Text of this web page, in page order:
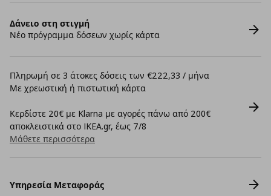
Δάνειο στη στιγμή
Νέο πρόγραμμα δόσεων χωρίς κάρτα
Πληρωμή σε 3 άτοκες δόσεις των €222,33 / μήνα
Με χρεωστική ή πιστωτική κάρτα
Κερδίστε 20€ με Klarna με αγορές πάνω από 200€
αποκλειστικά στο IKEA.gr, έως 7/8
Μάθετε περισσότερα
Υπηρεσία Μεταφοράς